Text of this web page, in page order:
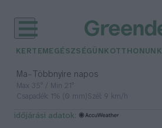
KERTEM EGÉSZSÉGÜNK OTTHONUNK
Ma– Többnyire napos
Max 35° / Min 21°
Csapadék: 1% (0 mm)Szél: 9 km/h
időjárási adatok: